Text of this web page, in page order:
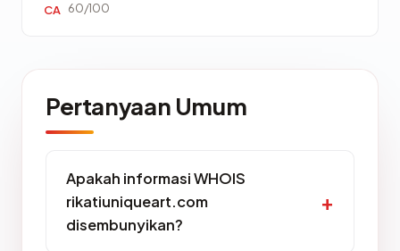
CA 60/100
Pertanyaan Umum
Apakah informasi WHOIS
rikatiuniqueart.com
disembunyikan?